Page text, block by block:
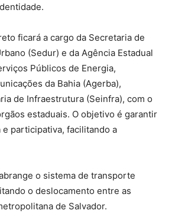
ficará a cargo da Secretaria de
(Sedur) e da Agência Estadual
Públicos de Energia,
da Bahia (Agerba),
de Infraestrutura (Seinfra), com o
estaduais. O objetivo é garantir
e participativa, facilitando a
o sistema de transporte
o deslocamento entre as
de Salvador.